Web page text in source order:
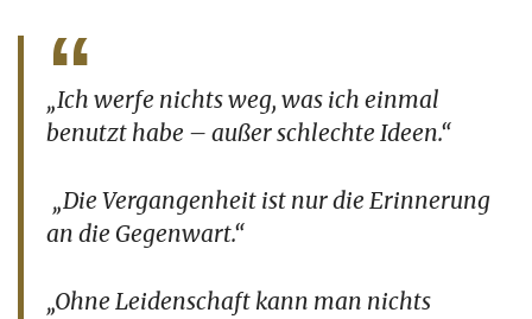
„Ich werfe nichts weg, was ich einmal
benutzt habe – außer schlechte Ideen.“
„Die Vergangenheit ist nur die Erinnerung
an die Gegenwart.“
„Ohne Leidenschaft kann man nichts